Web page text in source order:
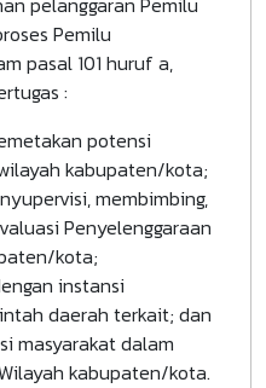
Pemilu
pasal 101 huruf a,
:
potensi
kabupaten/kota;
membimbing,
Penyelenggaraan
kota;
instansi
daerah terkait; dan
masyarakat dalam
kabupaten/kota.